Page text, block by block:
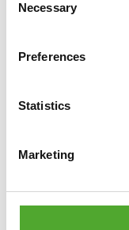
Selection
Necessary
Preferences
Statistics
Marketing
TUNTURI
VERGELIJK